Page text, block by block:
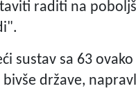
raditi na
sustav sa 63
države,